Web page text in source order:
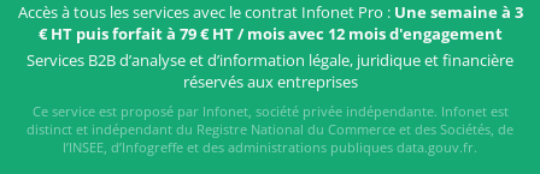
Accès à tous les services avec le contrat Infonet Pro : Une semaine à 3
€ HT puis forfait à 79 € HT / mois avec 12 mois d'engagement
Services B2B d’analyse et d’information légale, juridique et financière
réservés aux entreprises
Ce service est proposé par Infonet, société privée indépendante. Infonet est
distinct et indépendant du Registre National du Commerce et des Sociétés, de
l’INSEE, d’Infogreffe et des administrations publiques data.gouv.fr.